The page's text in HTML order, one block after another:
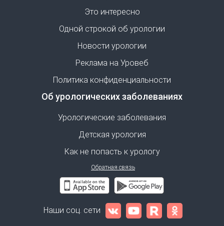
Это интересно
Одной строкой об урологии
Новости урологии
Реклама на Уровеб
Политика конфиденциальности
Об урологических заболеваниях
Урологические заболевания
Детская урология
Как не попасть к урологу
Обратная связь
Наши соц. сети